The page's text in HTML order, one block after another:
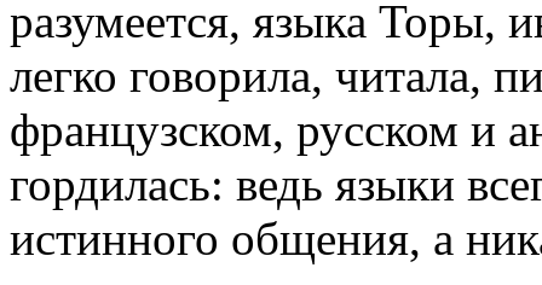
разумеется, языка Торы,
легко говорила, читала,
французском, русском и
гордилась: ведь языки
истинного общения, а